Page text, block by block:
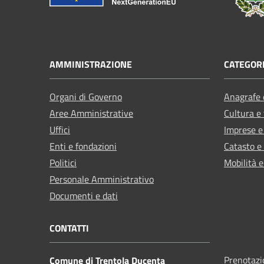
AMMINISTRAZIONE
Organi di Governo
Aree Amministrative
Uffici
Enti e fondazioni
Politici
Personale Amministrativo
Documenti e dati
Cultura
Imprese
Catasto
Mobilità
CONTATTI
Comune di Trentola Ducenta